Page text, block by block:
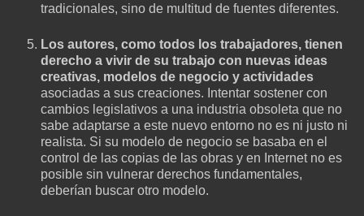
tradicionales, sino de multitud de fuentes diferentes.
Los autores, como todos los trabajadores, tienen
derecho a vivir de su trabajo con nuevas ideas
creativas, modelos de negocio y actividades
asociadas a sus creaciones. Intentar sostener con
cambios legislativos a una industria obsoleta que no
sabe adaptarse a este nuevo entorno no es ni justo ni
realista. Si su modelo de negocio se basaba en el
control de las copias de las obras y en Internet no es
posible sin vulnerar derechos fundamentales,
deberían buscar otro modelo.